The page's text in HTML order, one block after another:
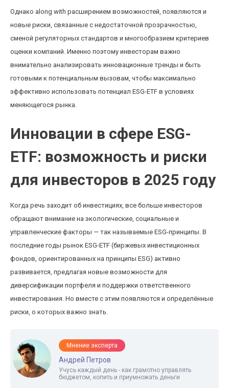
Однако along with расширением возможностей, появляются и
новые риски, связанные с недостаточной прозрачностью,
сменой регуляторных стандартов и многообразием критериев
оценки компаний. Именно поэтому инвесторам важно
внимательно анализировать инновационные тренды и быть
готовыми к потенциальным вызовам, чтобы максимально
эффективно использовать потенциал ESG-ETF в условиях
меняющегося рынка.
Инновации в сфере ESG-
ETF: возможность и риски
для инвесторов в 2025 году
Когда речь заходит об инвестициях, все больше инвесторов
обращают внимание на экологические, социальные и
управленческие факторы — так называемые ESG-принципы. В
последние годы рынок ESG-ETF (биржевых инвестиционных
фондов, ориентированных на принципы ESG) активно
развивается, предлагая новые возможности для
диверсификации портфеля и поддержки ответственного
инвестирования. Но вместе с этим появляются и определённые
риски, о которых важно знать.
Мнение эксперта
Андрей Петров
Учусь каждый день - как грамотно управлять
бюджетом, копить и приумножать деньги